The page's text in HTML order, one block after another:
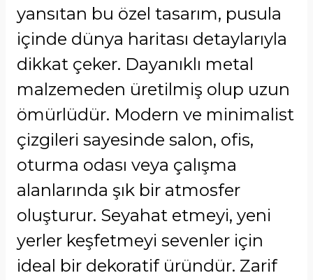
yansıtan bu özel tasarım, pusula
içinde dünya haritası detaylarıyla
dikkat çeker. Dayanıklı metal
malzemeden üretilmiş olup uzun
ömürlüdür. Modern ve minimalist
çizgileri sayesinde salon, ofis,
oturma odası veya çalışma
alanlarında şık bir atmosfer
oluşturur. Seyahat etmeyi, yeni
yerler keşfetmeyi sevenler için
ideal bir dekoratif üründür. Zarif